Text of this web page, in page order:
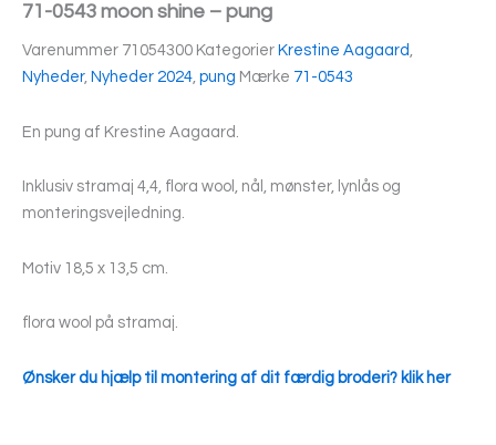
71-0543 moon shine – pung
Varenummer 71054300 Kategorier Krestine Aagaard ,
Nyheder, Nyheder 2024, pung Mærke 71-0543
En pung af Krestine Aagaard.
Inklusiv stramaj 4,4, flora wool, nål, mønster, lynlås og
monteringsvejledning.
Motiv 18,5 x 13,5 cm.
flora wool på stramaj.
Ønsker du hjælp til montering af dit færdig broderi? klik her